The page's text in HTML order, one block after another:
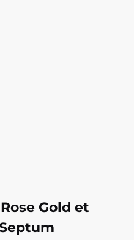
Gold et